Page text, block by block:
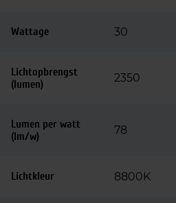
Wattage 30
Lichtopbrengst
(lumen)
2350
Lumen per watt
(lm/w)
78
Lichtkleur 8800K